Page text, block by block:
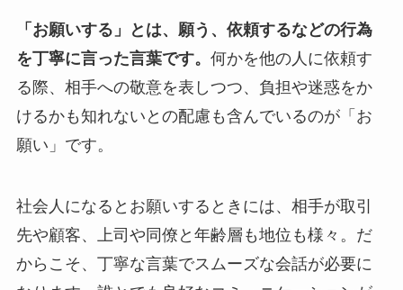
「お願いする」とは、願う、依頼するなどの行為
を丁寧に言った言葉です。 何かを他の人に依頼す
る際、相手への敬意を表しつつ、負担や迷惑をか
けるかも知れないとの配慮も含んでいるのが「お
願い」です。
社会人になるとお願いするときには、相手が取引
先や顧客、上司や同僚と年齢層も地位も様々。だ
からこそ、丁寧な言葉でスムーズな会話が必要に